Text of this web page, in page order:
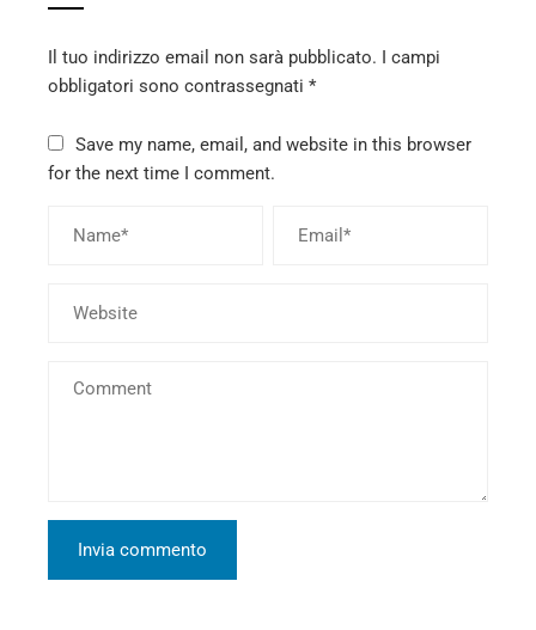
Il tuo indirizzo email non sarà pubblicato. I campi
obbligatori sono contrassegnati *
Save my name, email, and website in this browser
for the next time I comment.